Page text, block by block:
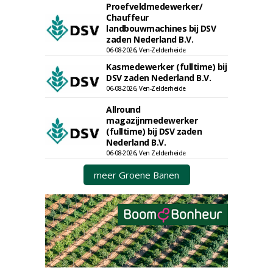
Proefveldmedewerker/
Chauffeur
landbouwmachines bij DSV
zaden Nederland B.V.
06-08-2026, Ven-Zelderheide
Kasmedewerker (fulltime) bij
DSV zaden Nederland B.V.
06-08-2026, Ven-Zelderheide
Allround
magazijnmedewerker
(fulltime) bij DSV zaden
Nederland B.V.
06-08-2026, Ven Zelderheide
meer Groene Banen